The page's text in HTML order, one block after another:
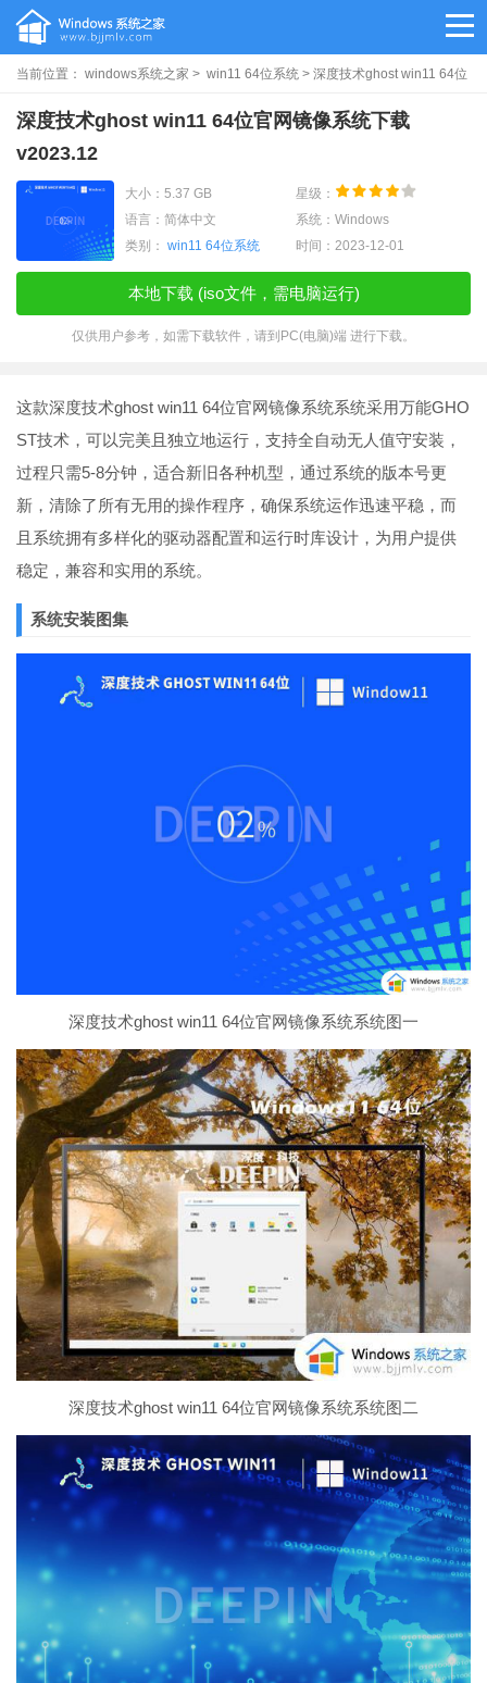
当前位置： windows系统之家 > win11 64位系统 > 深度技术ghost win11 64位
官网镜像系统下载v2023.12
深度技术ghost win11 64位官网镜像系统下载
v2023.12
大小：5.37 GB
星级：
语言：简体中文
系统：Windows
类别： win11 64位系统 时间：2023-12-01
本地下载 (iso文件，需电脑运行)
仅供用户参考，如需下载软件，请到PC(电脑)端 进行下载。
这款深度技术ghost win11 64位官网镜像系统系统采用万能GHO
ST技术，可以完美且独立地运行，支持全自动无人值守安装，
过程只需5-8分钟，适合新旧各种机型，通过系统的版本号更
新，清除了所有无用的操作程序，确保系统运作迅速平稳，而
且系统拥有多样化的驱动器配置和运行时库设计，为用户提供
稳定，兼容和实用的系统。
系统安装图集
深度技术ghost win11 64位官网镜像系统系统图一
深度技术ghost win11 64位官网镜像系统系统图二